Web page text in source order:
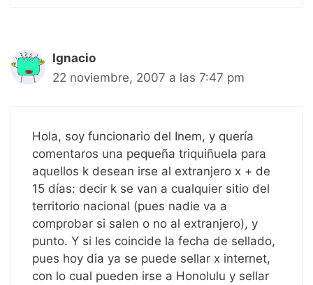
Ignacio
22 noviembre, 2007 a las 7:47 pm
Hola, soy funcionario del Inem, y quería
comentaros una pequeña triquiñuela para
aquellos k desean irse al extranjero x + de
15 días: decir k se van a cualquier sitio del
territorio nacional (pues nadie va a
comprobar si salen o no al extranjero), y
punto. Y si les coincide la fecha de sellado,
pues hoy dia ya se puede sellar x internet,
con lo cual pueden irse a Honolulu y sellar